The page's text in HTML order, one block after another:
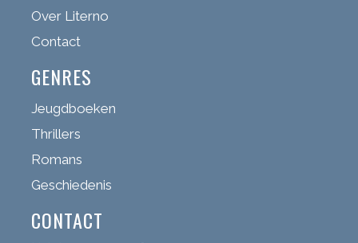
Over Literno
Contact
GENRES
Jeugdboeken
Thrillers
Romans
Geschiedenis
CONTACT